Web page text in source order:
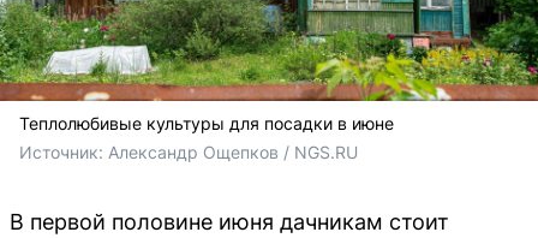
Теплолюбивые культуры для посадки в июне
Источник: Александр Ощепков / NGS.RU
В первой половине июня дачникам стоит